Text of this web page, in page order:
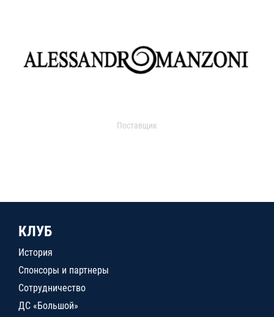
Поставщик
КЛУБ
История
Спонсоры и партнеры
Сотрудничество
ДС «Большой»